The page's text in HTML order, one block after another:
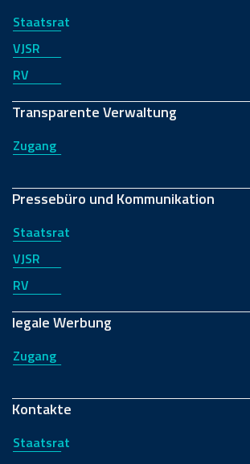
Staatsrat
VJSR
RV
Transparente Verwaltung
Zugang
Pressebüro und Kommunikation
Staatsrat
VJSR
RV
legale Werbung
Zugang
Kontakte
Staatsrat